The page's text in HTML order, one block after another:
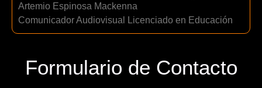
Artemio Espinosa Mackenna
Comunicador Audiovisual Licenciado en Educación
Formulario de Contacto